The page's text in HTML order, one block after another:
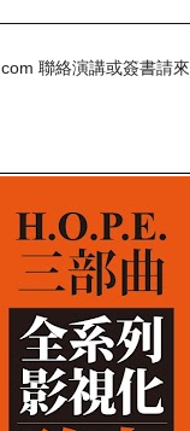
聯絡演講或簽書請來